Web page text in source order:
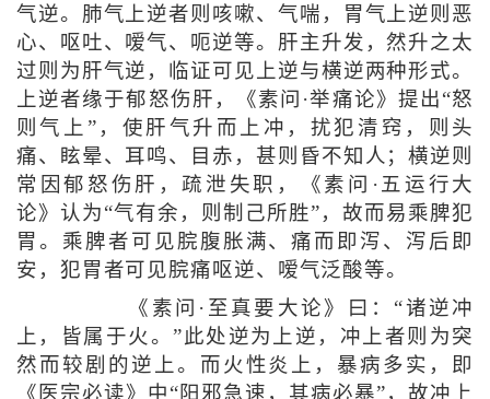
气逆。肺气上逆者则咳嗽、气喘，胃气上逆则恶
心、呕吐、嗳气、呃逆等。肝主升发，然升之太
过则为肝气逆，临证可见上逆与横逆两种形式。
上逆者缘于郁怒伤肝，《素问·举痛论》提出“怒
则气上”，使肝气升而上冲，扰犯清窍，则头
痛、眩晕、耳鸣、目赤，甚则昏不知人；横逆则
常因郁怒伤肝，疏泄失职，《素问·五运行大
论》认为“气有余，则制己所胜”，故而易乘脾犯
胃。乘脾者可见脘腹胀满、痛而即泻、泻后即
安，犯胃者可见脘痛呕逆、嗳气泛酸等。
《素问·至真要大论》曰：“诸逆冲
上，皆属于火。”此处逆为上逆，冲上者则为突
然而较剧的逆上。而火性炎上，暴病多实，即
《医宗必读》中“阳邪急速，其病必暴”，故冲上